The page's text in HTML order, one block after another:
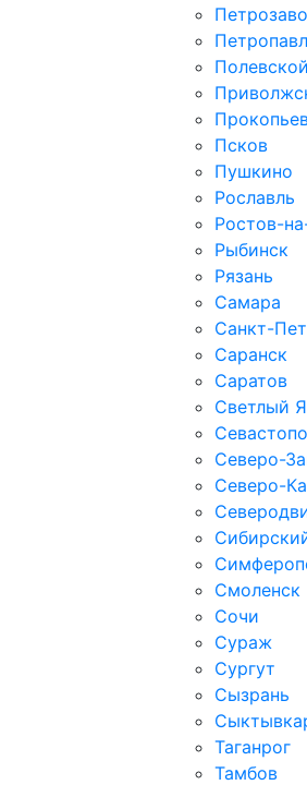
Полевской
Псков
Пушкино
Рославль
Ростов-
Рыбинск
Рязань
Самара
Санкт-
Саранск
Саратов
Светлый
Северо-
Северо-
Смоленск
Сочи
Сураж
Сургут
Сызрань
Таганрог
Тамбов